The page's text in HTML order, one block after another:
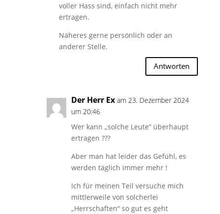
voller Hass sind, einfach nicht mehr
ertragen.
Näheres gerne persönlich oder an
anderer Stelle.
Antworten
Der Herr Ex am 23. Dezember 2024
um 20:46
Wer kann „solche Leute“ überhaupt
ertragen ???
Aber man hat leider das Gefühl, es
werden täglich immer mehr !
Ich für meinen Teil versuche mich
mittlerweile von solcherlei
„Herrschaften“ so gut es geht